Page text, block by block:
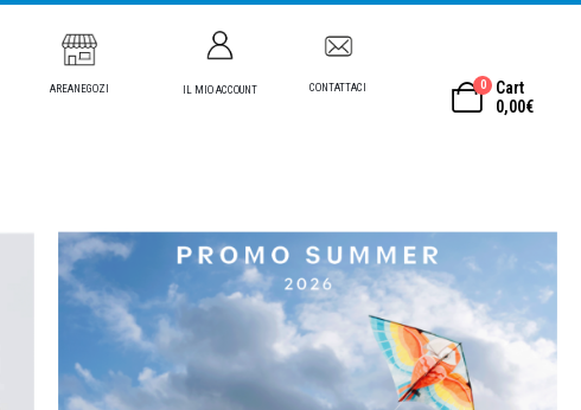
AREANEGOZI IL MIO ACCOUNT CONTATTACI 0
Cart
0,00€